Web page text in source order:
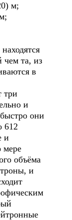
м;
чем та, из
в
три
и
они
612
и
мере
объёма
и